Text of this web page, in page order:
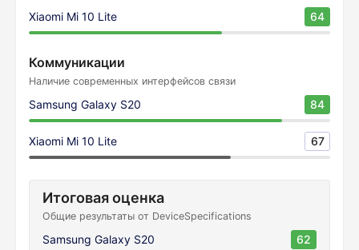
Xiaomi Mi 10 Lite 64
Коммуникации
Наличие современных интерфейсов связи
Samsung Galaxy S20 84
Xiaomi Mi 10 Lite 67
Итоговая оценка
Общие результаты от DeviceSpecifications
Samsung Galaxy S20 62